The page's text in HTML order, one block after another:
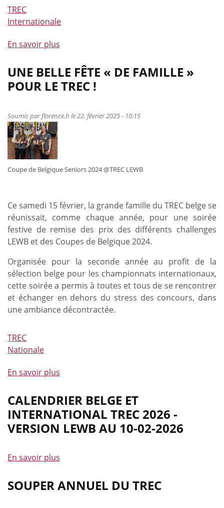
TREC
Internationale
En savoir plus
de
Des
nouvelles
nos
des
concours
l'étranger
UNE BELLE FÊTE « DE FAMILLE »
POUR LE TREC !
Soumis parflorence.h le 22. février 2025 - 10:15
Coupe de Belgique Seniors 2024 @TREC LEWB
Ce samedi 15 février, la grande famille du TREC belge se
réunissait, comme chaque année, pour une soirée
festive de remise des prix des différents challenges
LEWB et des Coupes de Belgique 2024.
Organisée pour la seconde année au profit de la
sélection belge pour les championnats internationaux,
cette soirée a permis à toutes et tous de se rencontrer
et échanger en dehors du stress des concours, dans
une ambiance décontractée.
TREC
Nationale
En savoir plus
de
Une
belle
fête
»
pour
CALENDRIER BELGE ET
INTERNATIONAL TREC 2026 -
VERSION LEWB AU 10-02-2026
En savoir plus
de
Calendrier
SOUPER ANNUEL DU TREC